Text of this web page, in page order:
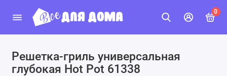
0
Решетка-гриль универсальная
глубокая Hot Pot 61338